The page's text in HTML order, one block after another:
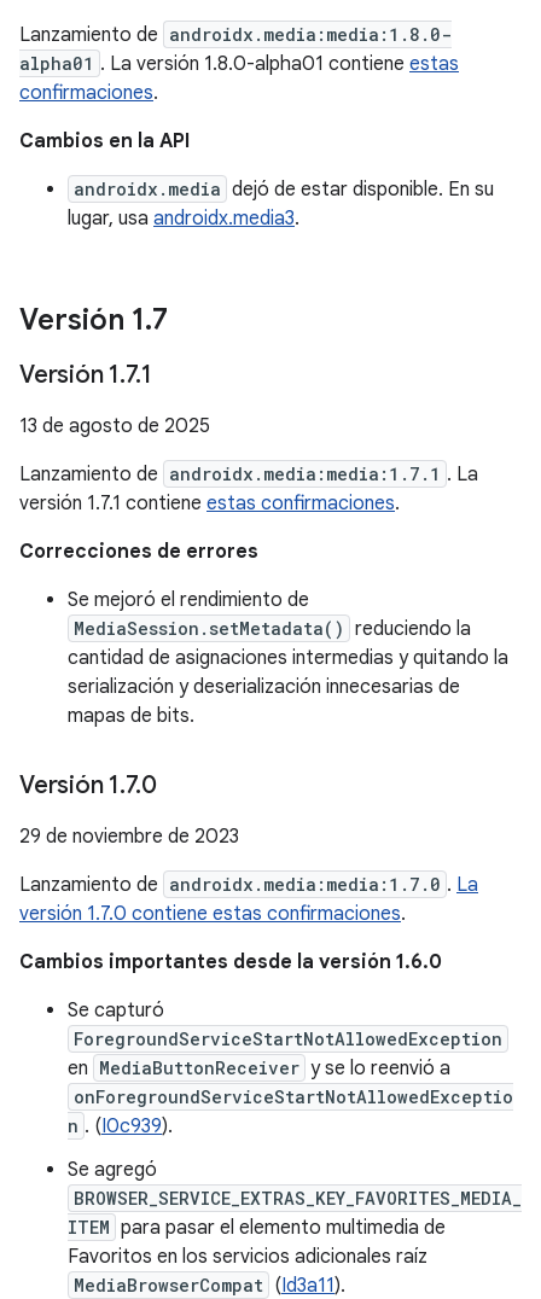
Lanzamiento de androidx.media:media:1.8.0-
alpha01 . La versión 1.8.0-alpha01 contiene estas
confirmaciones.
Cambios en la API
androidx.media dejó de estar disponible. En su
lugar, usa androidx.media3.
Versión 1.7
Versión 1.7.1
13 de agosto de 2025
Lanzamiento de androidx.media:media:1.7.1 . La
versión 1.7.1 contiene estas confirmaciones.
Correcciones de errores
Se mejoró el rendimiento de
MediaSession.setMetadata() reduciendo la
cantidad de asignaciones intermedias y quitando la
serialización y deserialización innecesarias de
mapas de bits.
Versión 1.7.0
29 de noviembre de 2023
Lanzamiento de androidx.media:media:1.7.0 . La
versión 1.7.0 contiene estas confirmaciones.
Cambios importantes desde la versión 1.6.0
Se capturó
ForegroundServiceStartNotAllowedException
en MediaButtonReceiver y se lo reenvió a
onForegroundServiceStartNotAllowedExceptio
n . (I0c939).
Se agregó
BROWSER_SERVICE_EXTRAS_KEY_FAVORITES_MEDIA_
ITEM para pasar el elemento multimedia de
Favoritos en los servicios adicionales raíz
MediaBrowserCompat (Id3a11).